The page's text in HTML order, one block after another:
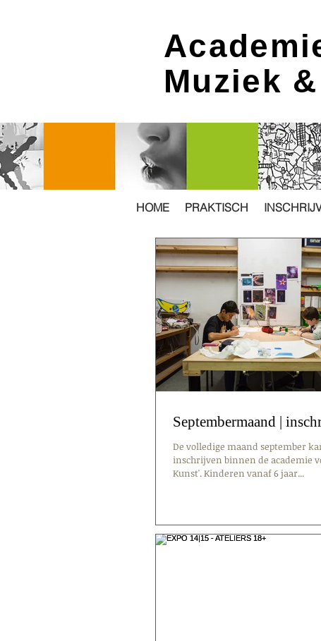
Muziek
HOME PRAKTISCH
Septembermaand |
De volledige maand september
inschrijven binnen de academie
Kunst'. Kinderen vanaf 6 jaar...